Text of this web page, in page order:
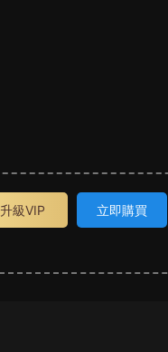
升級VIP 立即購買